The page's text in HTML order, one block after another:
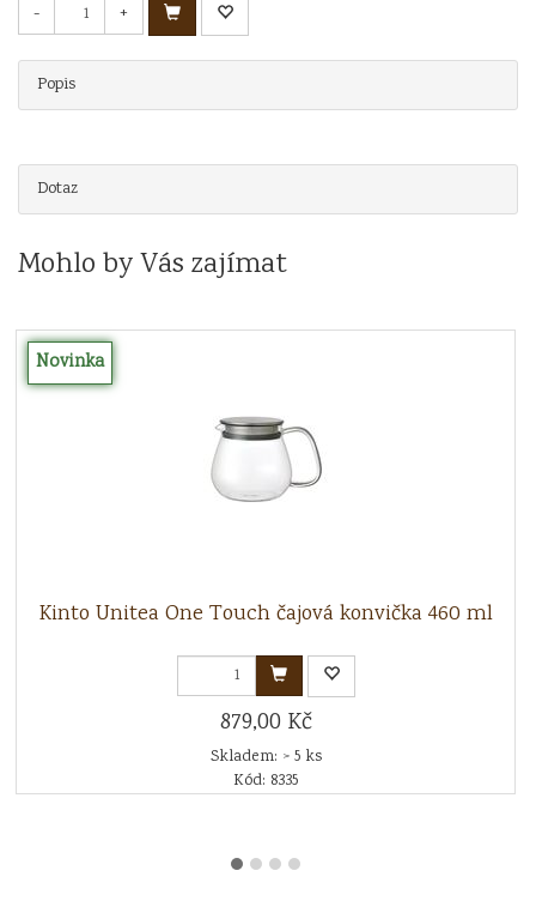
- +
Popis
Dotaz
Mohlo by Vás zajímat
Novinka
Kinto Unitea One Touch čajová konvička 460 ml
879,00 Kč
Skladem: > 5 ks
Kód: 8335